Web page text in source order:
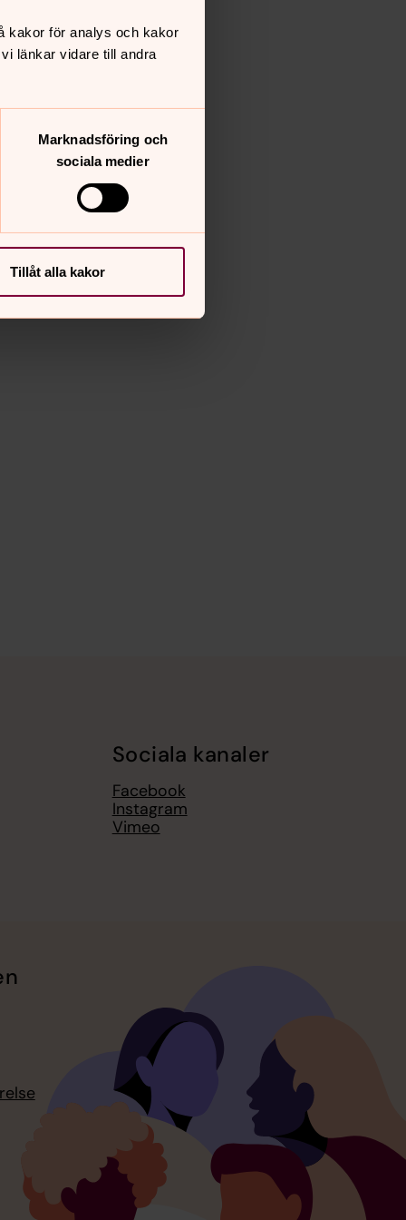
kakor för analys och kakor
länkar vidare till andra
Marknadsföring och
sociala medier
Tillåt alla kakor
Sociala kanaler
Facebook
Instagram
Vimeo